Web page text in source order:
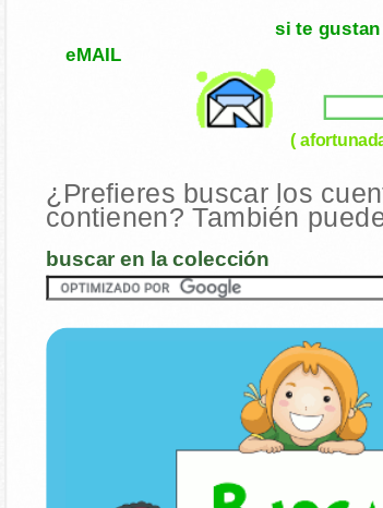
si te
eMAIL
(
¿Prefieres buscar los
contienen? También
buscar en la colección